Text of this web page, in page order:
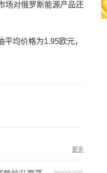
对俄罗斯能源产品还
均价格为1.95欧元，
更多